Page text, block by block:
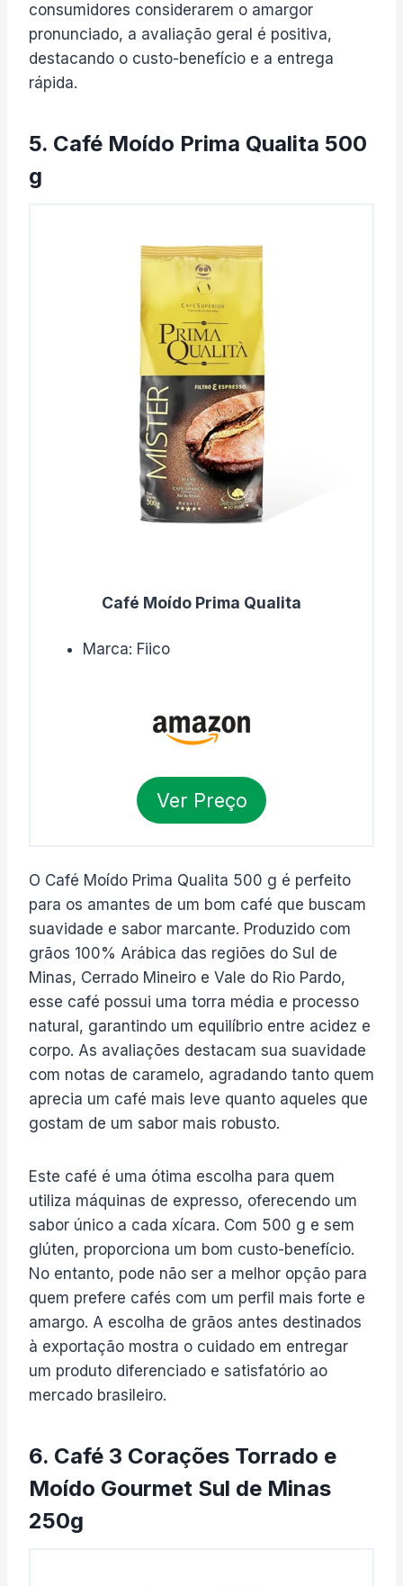
consumidores considerarem o amargor
pronunciado, a avaliação geral é positiva,
destacando o custo-benefício e a entrega
rápida.
5. Café Moído Prima Qualita 500
g
Café Moído Prima Qualita
Marca: Fiico
Ver Preço
O Café Moído Prima Qualita 500 g é perfeito
para os amantes de um bom café que buscam
suavidade e sabor marcante. Produzido com
grãos 100% Arábica das regiões do Sul de
Minas, Cerrado Mineiro e Vale do Rio Pardo,
esse café possui uma torra média e processo
natural, garantindo um equilíbrio entre acidez e
corpo. As avaliações destacam sua suavidade
com notas de caramelo, agradando tanto quem
aprecia um café mais leve quanto aqueles que
gostam de um sabor mais robusto.
Este café é uma ótima escolha para quem
utiliza máquinas de expresso, oferecendo um
sabor único a cada xícara. Com 500 g e sem
glúten, proporciona um bom custo-benefício.
No entanto, pode não ser a melhor opção para
quem prefere cafés com um perfil mais forte e
amargo. A escolha de grãos antes destinados
à exportação mostra o cuidado em entregar
um produto diferenciado e satisfatório ao
mercado brasileiro.
6. Café 3 Corações Torrado e
Moído Gourmet Sul de Minas
250g